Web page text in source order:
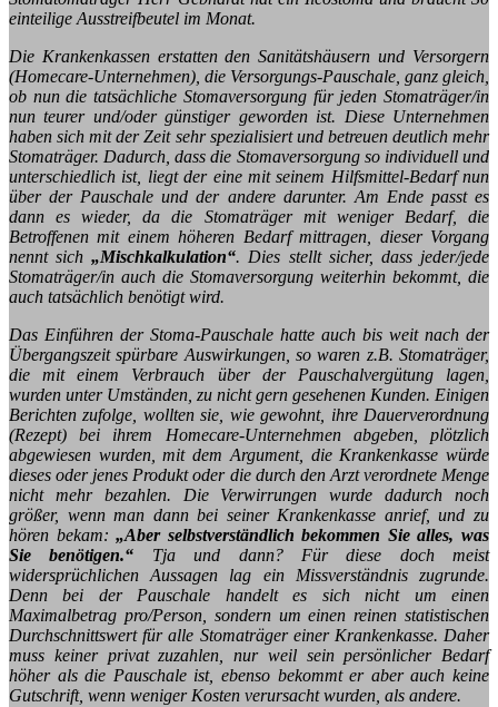
einteilige Ausstreifbeutel im Monat.
Die Krankenkassen erstatten den Sanitätshäusern und Versorgern
(Homecare-Unternehmen), die Versorgungs-Pauschale, ganz gleich,
ob nun die tatsächliche Stomaversorgung für jeden Stomaträger/in
nun teurer und/oder günstiger geworden ist. Diese Unternehmen
haben sich mit der Zeit sehr spezialisiert und betreuen deutlich mehr
Stomaträger. Dadurch, dass die Stomaversorgung so individuell und
unterschiedlich ist, liegt der eine mit seinem Hilfsmittel-Bedarf nun
über der Pauschale und der andere darunter. Am Ende passt es
dann es wieder, da die Stomaträger mit weniger Bedarf, die
Betroffenen mit einem höheren Bedarf mittragen, dieser Vorgang
nennt sich„Mischkalkulation“. Dies stellt sicher, dass jeder/jede
Stomaträger/in auch die Stomaversorgung weiterhin bekommt, die
auch tatsächlich benötigt wird.
Das Einführen der Stoma-Pauschale hatte auch bis weit nach der
Übergangszeit spürbare Auswirkungen, so waren z.B. Stomaträger,
die mit einem Verbrauch über der Pauschalvergütung lagen,
wurden unter Umständen, zu nicht gern gesehenen Kunden. Einigen
Berichten zufolge, wollten sie, wie gewohnt, ihre Dauerverordnung
(Rezept) bei ihrem Homecare-Unternehmen abgeben, plötzlich
abgewiesen wurden, mit dem Argument, die Krankenkasse würde
dieses oder jenes Produkt oder die durch den Arzt verordnete Menge
nicht mehr bezahlen. Die Verwirrungen wurde dadurch noch
größer, wenn man dann bei seiner Krankenkasse anrief, und zu
hören bekam:„Aber selbstverständlich bekommen Sie alles, was
Sie benötigen.“ Tja und dann? Für diese doch meist
widersprüchlichen Aussagen lag ein Missverständnis zugrunde.
Denn bei der Pauschale handelt es sich nicht um einen
Maximalbetrag pro/Person, sondern um einen reinen statistischen
Durchschnittswert für alle Stomaträger einer Krankenkasse. Daher
muss keiner privat zuzahlen, nur weil sein persönlicher Bedarf
höher als die Pauschale ist, ebenso bekommt er aber auch keine
Gutschrift, wenn weniger Kosten verursacht wurden, als andere.